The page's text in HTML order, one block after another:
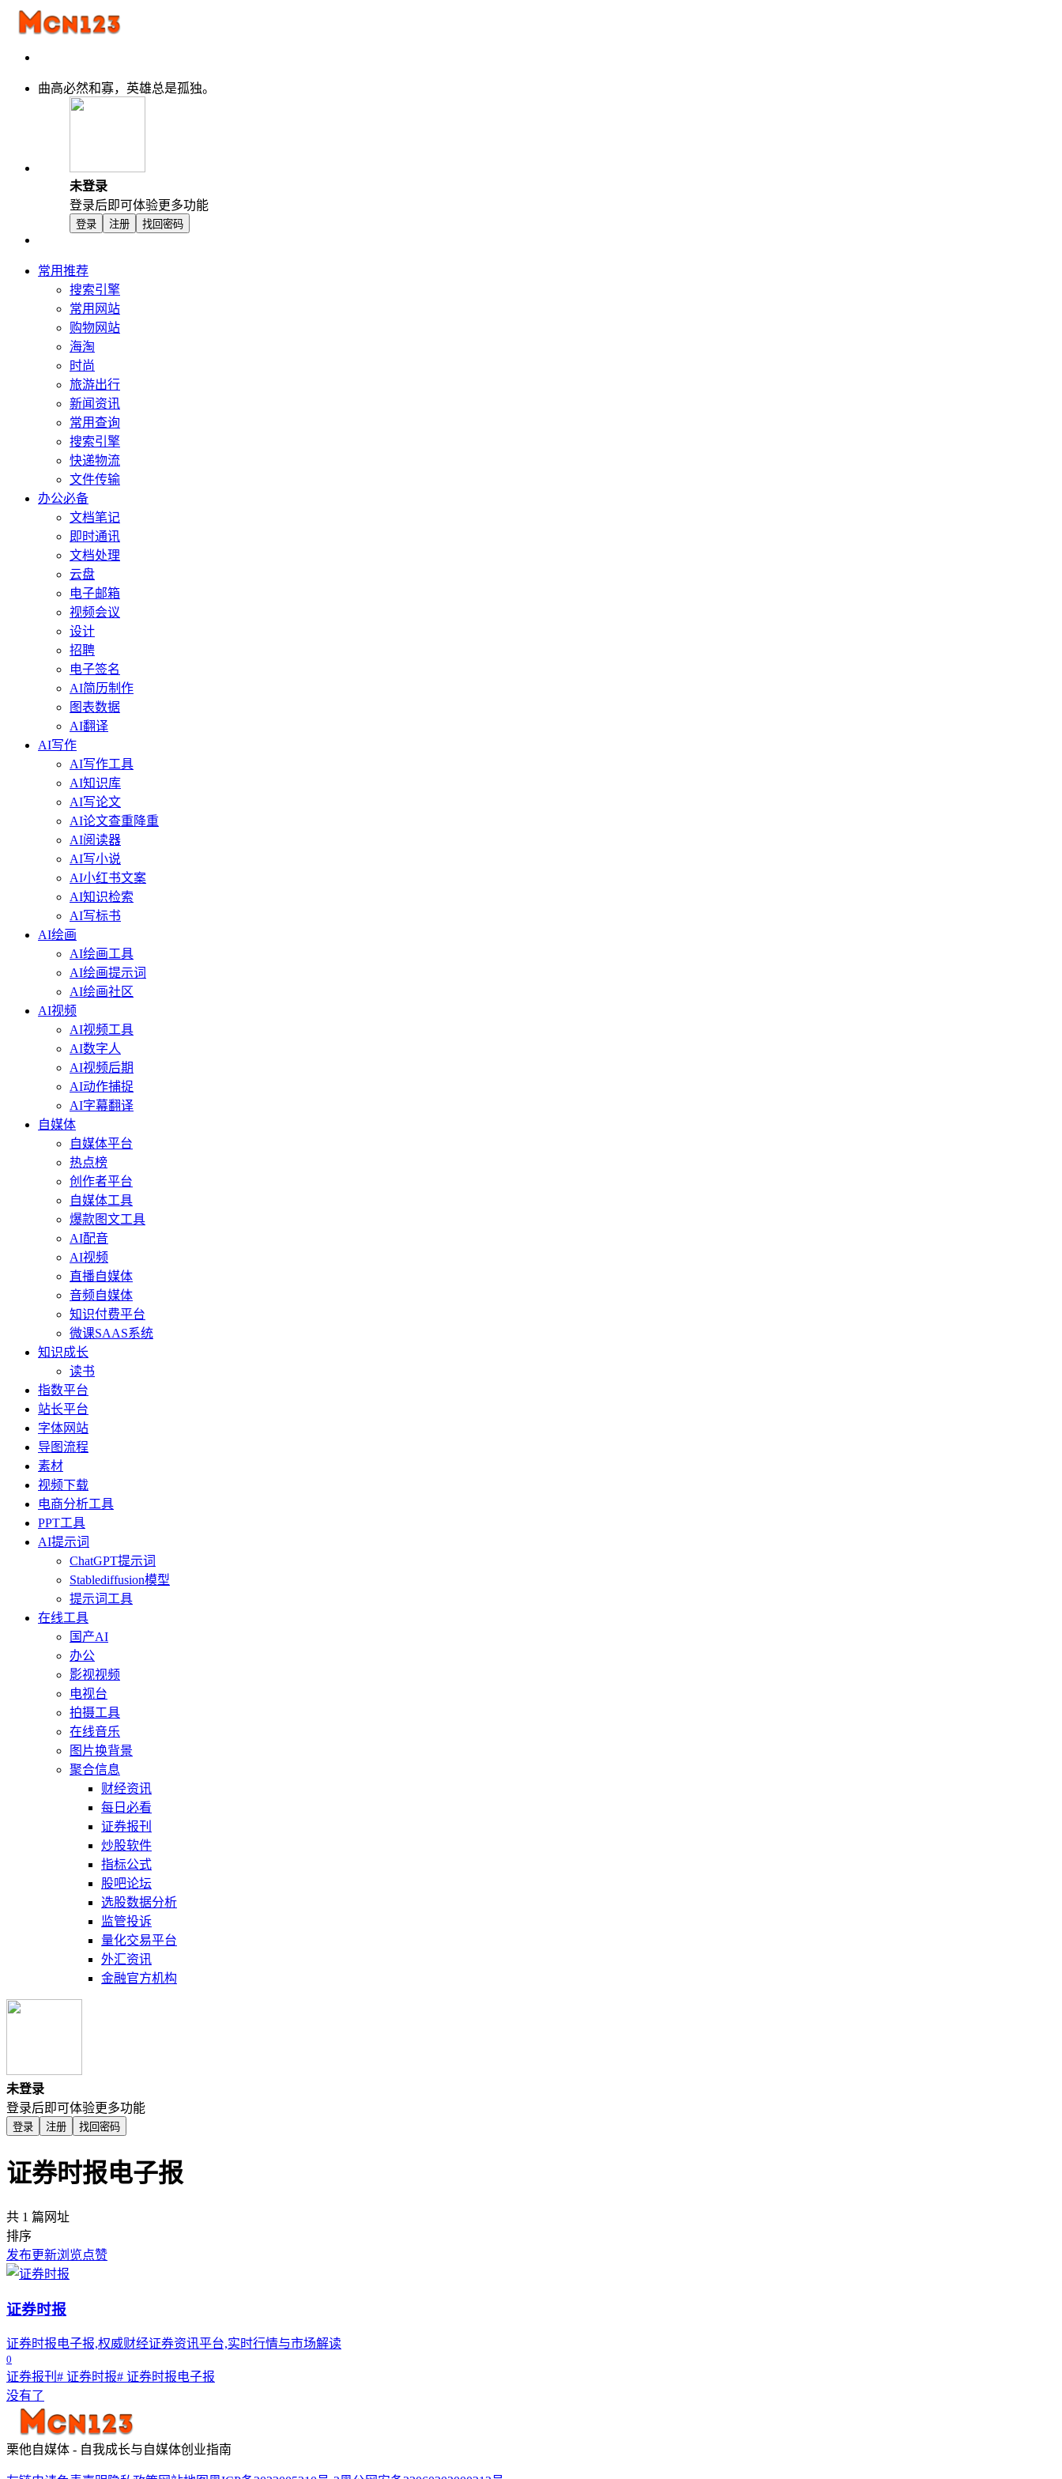
曲高必然和寡，英雄总是孤独。
未登录
登录后即可体验更多功能
登录 注册 找回密码
常用推荐
搜索引擎
常用网站
购物网站
海淘
时尚
旅游出行
新闻资讯
常用查询
搜索引擎
快递物流
文件传输
办公必备
文档笔记
即时通讯
文档处理
云盘
电子邮箱
视频会议
设计
招聘
电子签名
AI简历制作
图表数据
AI翻译
AI写作
AI写作工具
AI知识库
AI写论文
AI论文查重降重
AI阅读器
AI写小说
AI小红书文案
AI知识检索
AI写标书
AI绘画
AI绘画工具
AI绘画提示词
AI绘画社区
AI视频
AI视频工具
AI数字人
AI视频后期
AI动作捕捉
AI字幕翻译
自媒体
自媒体平台
热点榜
创作者平台
自媒体工具
爆款图文工具
AI配音
AI视频
直播自媒体
音频自媒体
知识付费平台
微课SAAS系统
知识成长
读书
指数平台
站长平台
字体网站
导图流程
素材
视频下载
电商分析工具
PPT工具
AI提示词
ChatGPT提示词
Stablediffusion模型
提示词工具
在线工具
国产AI
办公
影视视频
电视台
拍摄工具
在线音乐
图片换背景
聚合信息
财经资讯
每日必看
证券报刊
炒股软件
指标公式
股吧论坛
选股数据分析
监管投诉
量化交易平台
外汇资讯
金融官方机构
未登录
登录后即可体验更多功能
登录 注册 找回密码
证券时报电子报
共 1 篇网址
排序
发布更新浏览点赞
证券时报
证券时报电子报,权威财经证券资讯平台,实时行情与市场解读
0
证券报刊 # 证券时报# 证券时报电子报
没有了
栗他自媒体 - 自我成长与自媒体创业指南